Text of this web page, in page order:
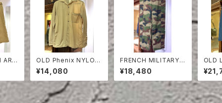
ARM
OLD Phenix NYLON
OPEN COLLAR SHIR
T
¥14,080
FRENCH MILITARY
GORETEX PANTS
¥18,480
OLD
CKET